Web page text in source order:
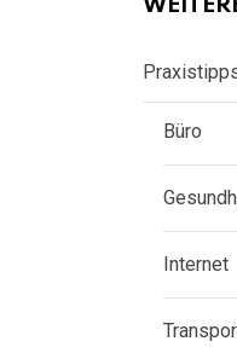
Büro
Internet